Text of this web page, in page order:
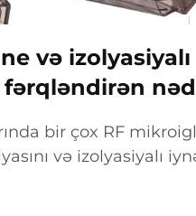
və izolyasiyalı
bir çox RF
və izolyasiyalı
olmaması deyil,